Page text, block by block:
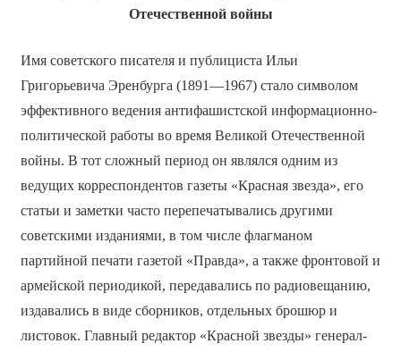
Отечественной войны
Имя советского писателя и публициста Ильи
Григорьевича Эренбурга (1891—1967) стало символом
эффективного ведения антифашистской информационно-
политической работы во время Великой Отечественной
войны. В тот сложный период он являлся одним из
ведущих корреспондентов газеты «Красная звезда», его
статьи и заметки часто перепечатывались другими
советскими изданиями, в том числе флагманом
партийной печати газетой «Правда», а также фронтовой и
армейской периодикой, передавались по радиовещанию,
издавались в виде сборников, отдельных брошюр и
листовок. Главный редактор «Красной звезды» генерал-